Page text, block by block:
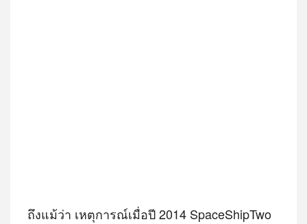
ถึงแม้ว่า เหตุการณ์เมื่อปี 2014 SpaceShipTwo